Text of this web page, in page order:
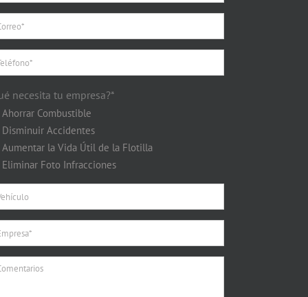
necesita tu empresa?*
Ahorrar Combustible
Disminuir Accidentes
Aumentar la Vida Útil de la Flotilla
Eliminar Foto Infracciones